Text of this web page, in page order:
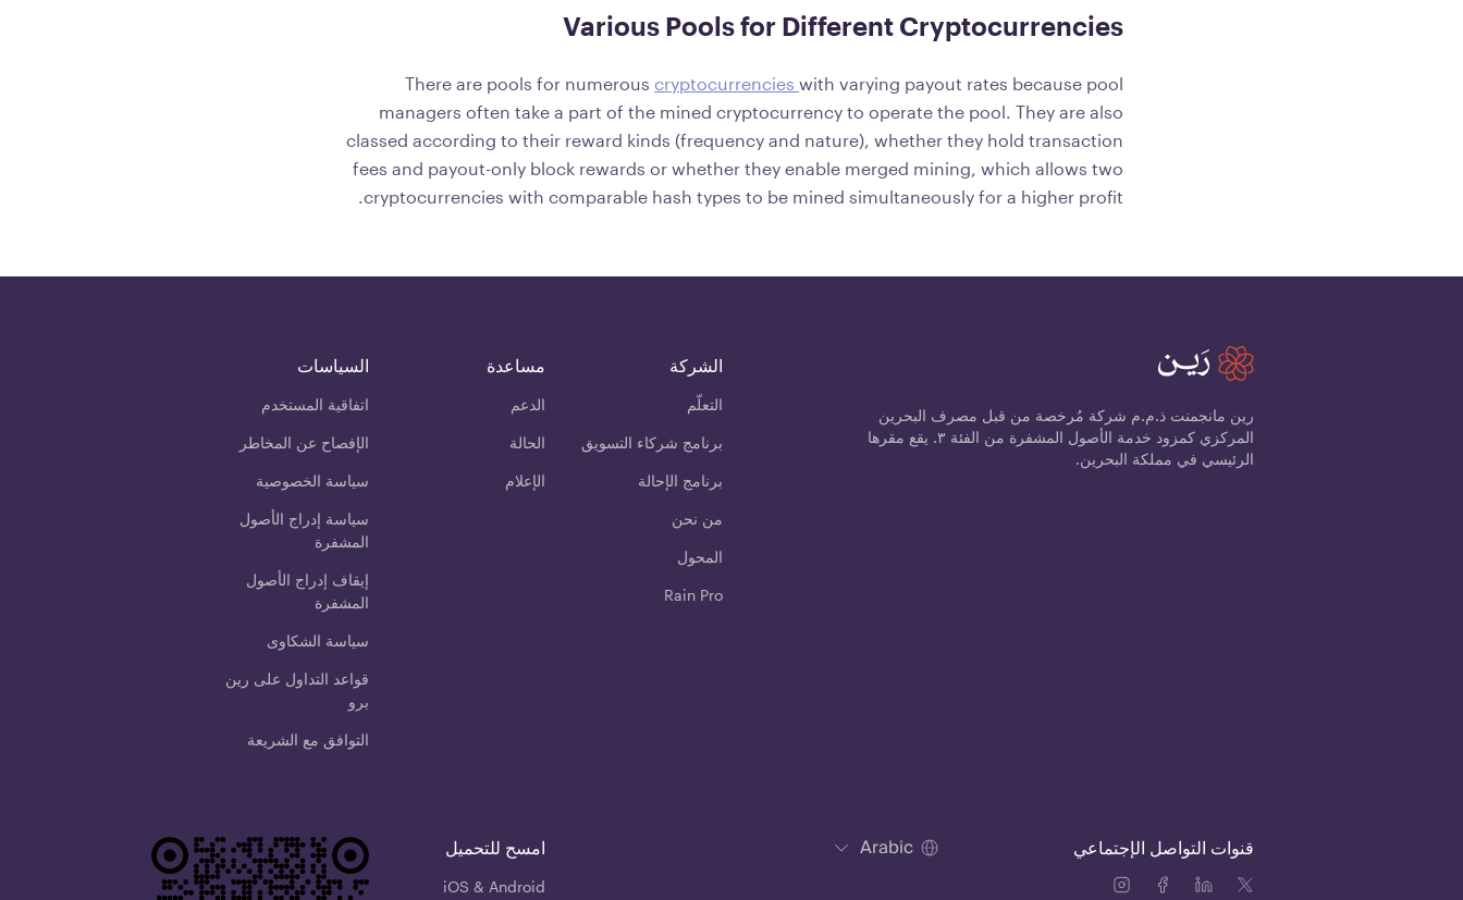
Various Pools for Different Cryptocurrencies
There are pools for numerous cryptocurrencies with varying payout rates because pool
managers often take a part of the mined cryptocurrency to operate the pool. They are also
classed according to their reward kinds (frequency and nature), whether they hold transaction
fees and payout-only block rewards or whether they enable merged mining, which allows two
cryptocurrencies with comparable hash types to be mined simultaneously for a higher profit.
رين مانجمنت ذ.م.م شركة مُرخصة من قبل مصرف البحرين
المركزي كمزود خدمة الأصول المشفرة من الفئة ٣. يقع مقرها
الرئيسي في مملكة البحرين.
الشركة
التعلّم
برنامج شركاء التسويق
برنامج الإحالة
من نحن
المحول
Rain Pro
مساعدة
الدعم
الحالة
الإعلام
السياسات
اتفاقية المستخدم
الإفصاح عن المخاطر
سياسة الخصوصية
سياسة إدراج الأصول
المشفرة
إيقاف إدراج الأصول
المشفرة
سياسة الشكاوى
قواعد التداول على رين
برو
التوافق مع الشريعة
قنوات التواصل الإجتماعي Arabic امسح للتحميل
iOS & Android